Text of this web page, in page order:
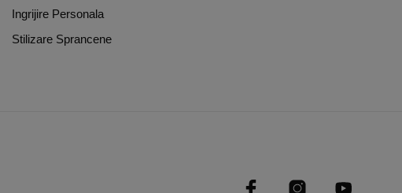
Ingrijire Personala
Stilizare Sprancene